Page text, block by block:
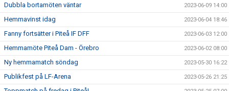
Dubbla bortamöten väntar 2023-06-09 14:00
Hemmavinst idag 2023-06-04 18:46
Fanny fortsätter i Piteå IF DFF 2023-06-03 12:00
Hemmamöte Piteå Dam - Örebro 2023-06-02 08:00
Ny hemmamatch söndag 2023-05-30 16:22
Publikfest på LF-Arena 2023-05-26 21:25